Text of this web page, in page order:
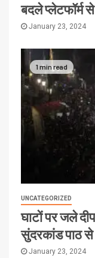
बदले प्लेटफॉर्म
January 23, 2024
1 min read
UNCATEGORIZED
घाटों पर जले
सुंदरकांड पाठ से
January 23, 2024